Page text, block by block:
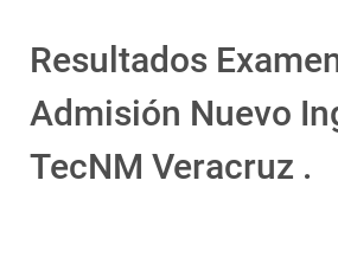
Resultados
Admisión Nuevo
TecNM Veracruz .